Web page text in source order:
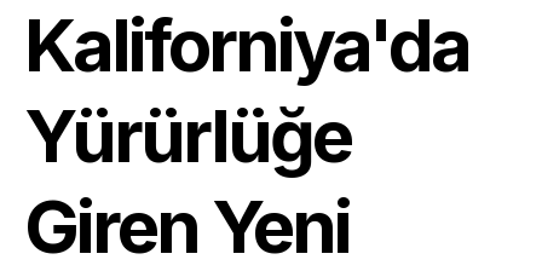
Kaliforniya'da
Yürürlüğe
Giren Yeni